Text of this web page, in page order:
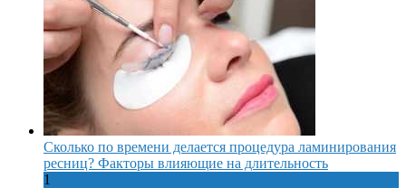
Сколько по времени делается процедура ламинирования
ресниц? Факторы влияющие на длительность
1